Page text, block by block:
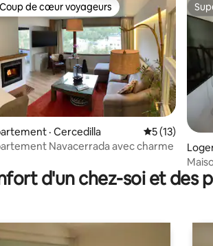
sur 5, 169 commentaires
de cœur voyageurs parmi les plus aimés
Coup de cœur voyageurs
· Cercedilla Note
5 (13)
Navacerrada avec charme
la
d'un chez-soi et des